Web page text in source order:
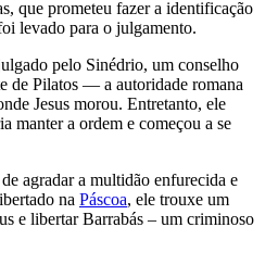
que prometeu fazer a identificação
levado para o julgamento.
pelo Sinédrio, um conselho
de Pilatos — a autoridade romana
Jesus morou. Entretanto, ele
manter a ordem e começou a se
agradar a multidão enfurecida e
na Páscoa, ele trouxe um
e libertar Barrabás – um criminoso